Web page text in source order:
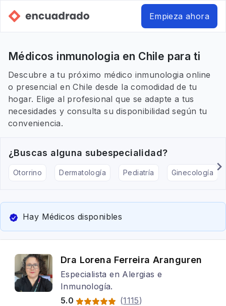
Empieza ahora
Médicos inmunologia en Chile para ti
Descubre a tu próximo médico inmunologia online
o presencial en Chile desde la comodidad de tu
hogar. Elige al profesional que se adapte a tus
necesidades y consulta su disponibilidad según tu
conveniencia.
¿Buscas alguna subespecialidad?
Otorrino Dermatología Pediatría Ginecología
Hay Médicos disponibles
Dra Lorena Ferreira Aranguren
Especialista en Alergias e
Inmunología.
5.0
(1115)